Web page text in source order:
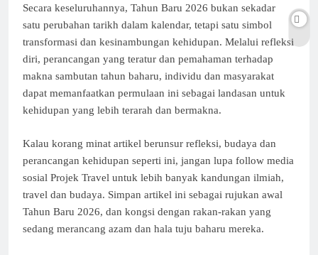
Secara keseluruhannya, Tahun Baru 2026 bukan sekadar
satu perubahan tarikh dalam kalendar, tetapi satu simbol
transformasi dan kesinambungan kehidupan. Melalui refleksi
diri, perancangan yang teratur dan pemahaman terhadap
makna sambutan tahun baharu, individu dan masyarakat
dapat memanfaatkan permulaan ini sebagai landasan untuk
kehidupan yang lebih terarah dan bermakna.
Kalau korang minat artikel berunsur refleksi, budaya dan
perancangan kehidupan seperti ini, jangan lupa follow media
sosial Projek Travel untuk lebih banyak kandungan ilmiah,
travel dan budaya. Simpan artikel ini sebagai rujukan awal
Tahun Baru 2026, dan kongsi dengan rakan-rakan yang
sedang merancang azam dan hala tuju baharu mereka.